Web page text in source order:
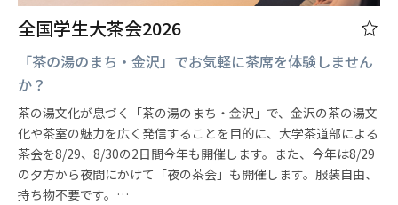
全国学生大茶会2026
「茶の湯のまち・金沢」でお気軽に茶席を体験しません
か？
茶の湯文化が息づく「茶の湯のまち・金沢」で、金沢の茶の湯文
化や茶室の魅力を広く発信することを目的に、大学茶道部による
茶会を8/29、8/30の2日間今年も開催します。また、今年は8/29
の夕方から夜間にかけて「夜の茶会」も開催します。服装自由、
持ち物不要です。…